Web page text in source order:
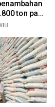
ton pada